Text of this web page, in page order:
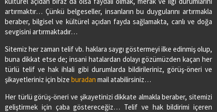
artırmaktır… Çünkü belgeseller, insanların bu duygularını artırmakla
beraber, bilgisel ve kültürel açıdan fayda sağlamakta, canlı ve doğa
sevgisini artırmaktadır…
Sitemiz her zaman telif vb. haklara saygı göstermeyi ilke edinmiş olup,
buna dikkat etse de; insani hatalardan dolayı gözümüzden kaçan her
türlü telif ve hak ihlali gibi durumlarda bildirileriniz, görüş-öneri ve
şikayetleriniz için bize buradan mail atabilirsiniz…
Her türlü görüş-öneri ve şikayetinizi dikkate almakla beraber, sitemizi
geliştirmek için çaba göstereceğiz… Telif ve hak bildirimi içeren